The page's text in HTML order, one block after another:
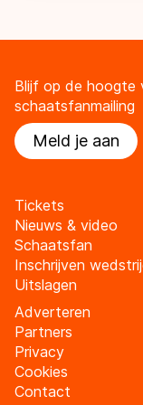
Blijf op de hoogte
schaatsfanmailing
Meld je aan
Tickets
Nieuws & video
Schaatsfan
Inschrijven
Uitslagen
Adverteren
Partners
Privacy
Cookies
Contact